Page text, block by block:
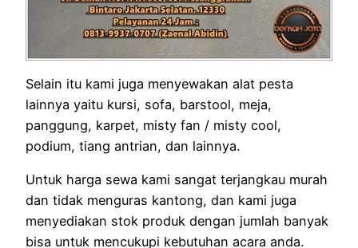
Selain itu kami juga menyewakan alat pesta
lainnya yaitu kursi, sofa, barstool, meja,
panggung, karpet, misty fan / misty cool,
podium, tiang antrian, dan lainnya.
Untuk harga sewa kami sangat terjangkau murah
dan tidak menguras kantong, dan kami juga
menyediakan stok produk dengan jumlah banyak
bisa untuk mencukupi kebutuhan acara anda.